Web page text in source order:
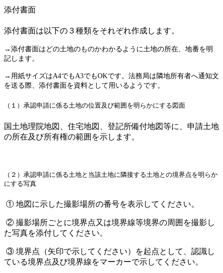
添付書面
添付書面は以下の３種類をそれぞれ作成します。
→添付書面はどの土地のものかわかるように土地の所在、地番を明
記します。
→用紙サイズはA4でもA3でもOKです。法務局は隣地所有者へ通知文
を送る際、添付書面を資料として用いるようです。
（１）承認申請に係る土地の位置及び範囲を明らかにする図面
国土地理院地図、住宅地図、登記所備付地図等に、申請土地
の所在及び所有権の範囲を示します。
（２）承認申請に係る土地と当該土地に隣接する土地との境界点を明らか
にする写真
① 地図に示した撮影場所の番号を表示してください。
② 撮影場所ごとに境界点又は境界線等境界の周囲を撮影し
た写真を添付してください。
③ 境界点（矢印で示してください）を起点として、認識し
ている境界点及び境界線をマーカーで示してください。